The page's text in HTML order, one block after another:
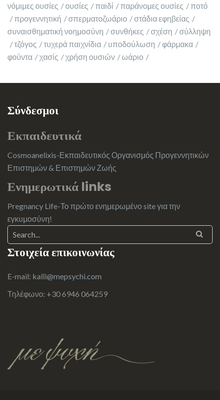
νόμιμες ουσίες
ουσίες παιδί παράνομες ουσίες
ποτό
προγεννητική
σπερματοζωάριο
στάδια εφηβείας
συναισθηματική νοημοσύνη
συνθήκες σχέση
σύλληψη
τζόγος
τυχερά παιχνίδια υποδούλωση
φάρμακα
φούντα
χασίς χρήση ουσιών ωάριο
Σύνδεσμοι
Εκπαιδευτικά
Cosmoanelixis-Εκπαιδευτικός Οργανισμός Προγεννητικών
Επιστημών & Επιστημών Ζωής
Ενημερωτικά links
Pregnancy Life-Το πρώτο ενημερωμένο site για την
εγκυμοσύνη!
Στοιχεία επικοινωνίας
E-mail: kalli@mepsychi.com
Τηλέφωνο: +30 6946 064259